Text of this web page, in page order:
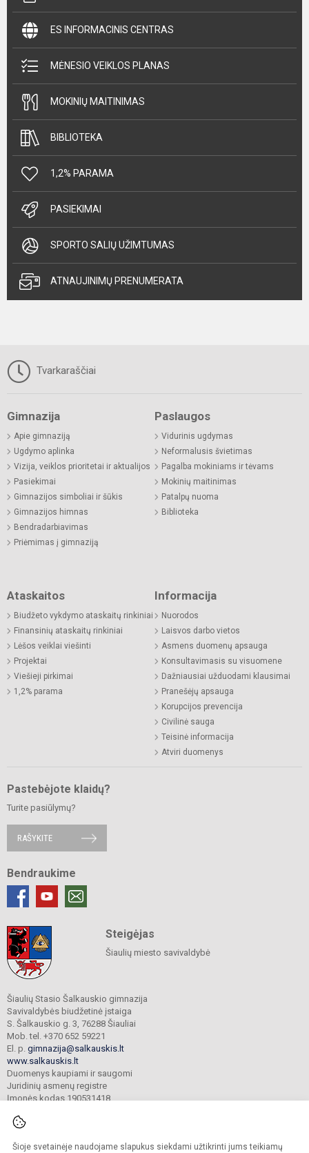
Šioje svetainėje naudojame slapukus siekdami užtikrinti jums teikiamų
ES INFORMACINIS CENTRAS
MĖNESIO VEIKLOS PLANAS
MOKINIŲ MAITINIMAS
BIBLIOTEKA
1,2% PARAMA
PASIEKIMAI
SPORTO SALIŲ UŽIMTUMAS
ATNAUJINIMŲ PRENUMERATA
Tvarkaraščiai
Gimnazija
Apie gimnaziją
Ugdymo aplinka
Vizija, veiklos prioritetai ir aktualijos
Pasiekimai
Gimnazijos simboliai ir šūkis
Gimnazijos himnas
Bendradarbiavimas
Priėmimas į gimnaziją
Paslaugos
Vidurinis ugdymas
Neformalusis švietimas
Pagalba mokiniams ir tėvams
Mokinių maitinimas
Patalpų nuoma
Biblioteka
Ataskaitos
Biudžeto vykdymo ataskaitų rinkiniai
Finansinių ataskaitų rinkiniai
Lėšos veiklai viešinti
Projektai
Viešieji pirkimai
1,2% parama
Informacija
Nuorodos
Laisvos darbo vietos
Asmens duomenų apsauga
Konsultavimasis su visuomene
Dažniausiai užduodami klausimai
Pranešėjų apsauga
Korupcijos prevencija
Civilinė sauga
Teisinė informacija
Atviri duomenys
Pastebėjote klaidų?
Turite pasiūlymų?
RAŠYKITE
Bendraukime
Steigėjas
Šiaulių miesto savivaldybė
Šiaulių Stasio Šalkauskio gimnazija
Savivaldybės biudžetinė įstaiga
S. Šalkauskio g. 3, 76288 Šiauliai
Mob. tel. +370 652 59221
El. p. gimnazija@salkauskis.lt
www.salkauskis.lt
Duomenys kaupiami ir saugomi
Juridinių asmenų registre
Įmonės kodas 190531418
© 2024. Šiaulių Stasio Šalkauskio gimnazija. Visos teisės saugomos.